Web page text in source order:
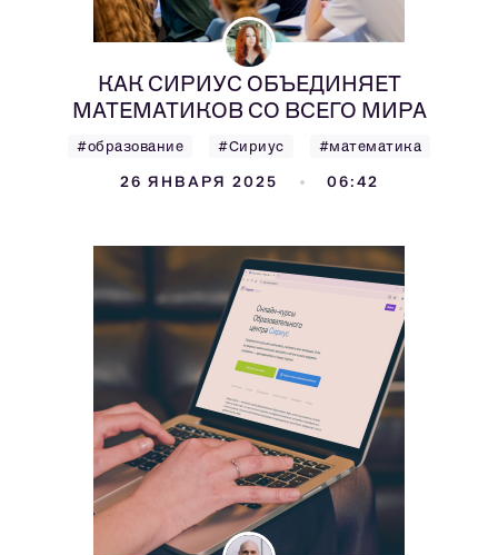
КАК СИРИУС ОБЪЕДИНЯЕТ
МАТЕМАТИКОВ СО ВСЕГО МИРА
#образование #Сириус #математика
26 ЯНВАРЯ 2025 06:42